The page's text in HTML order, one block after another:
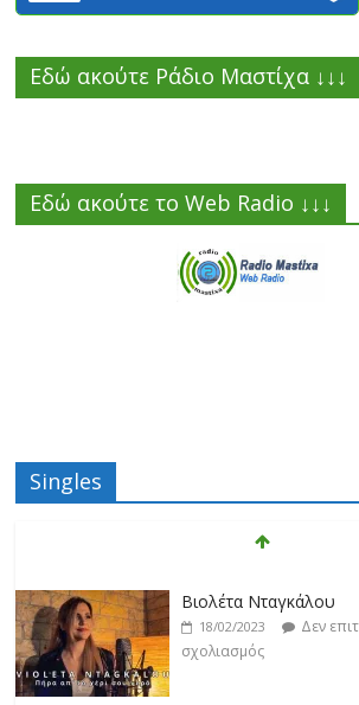
Εδώ ακούτε Ράδιο Μαστίχα ↓↓↓
Εδώ ακούτε το Web Radio ↓↓↓
Singles
18/02/2023
Δεν
σχολιασμός